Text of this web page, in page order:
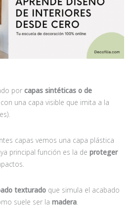
por capas sintéticas o de
una capa visible que imita a la
capas vemos una capa plástica
principal función es la de proteger
texturado que simula el acabado
suele ser la madera.